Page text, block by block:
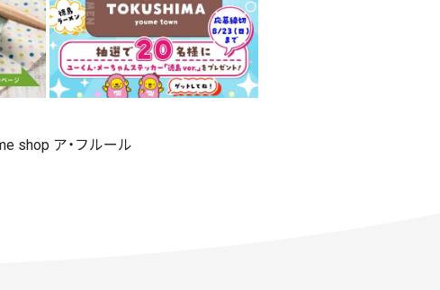
shop ア・フルール